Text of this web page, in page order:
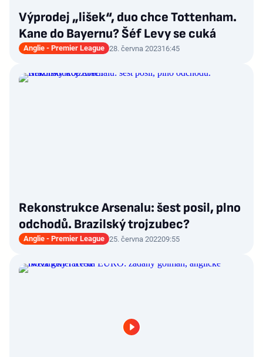
Výprodej „lišek“, duo chce Tottenham.
Kane do Bayernu? Šéf Levy se cuká
Anglie - Premier League 28. června 202316:45
Rekonstrukce Arsenalu: šest posil, plno
odchodů. Brazilský trojzubec?
Anglie - Premier League 25. června 202209:55